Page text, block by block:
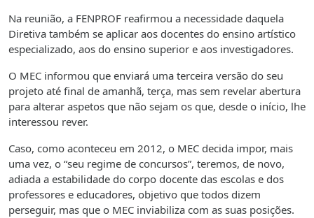
Na reunião, a FENPROF reafirmou a necessidade daquela
Diretiva também se aplicar aos docentes do ensino artístico
especializado, aos do ensino superior e aos investigadores.
O MEC informou que enviará uma terceira versão do seu
projeto até final de amanhã, terça, mas sem revelar abertura
para alterar aspetos que não sejam os que, desde o início, lhe
interessou rever.
Caso, como aconteceu em 2012, o MEC decida impor, mais
uma vez, o “seu regime de concursos”, teremos, de novo,
adiada a estabilidade do corpo docente das escolas e dos
professores e educadores, objetivo que todos dizem
perseguir, mas que o MEC inviabiliza com as suas posições.